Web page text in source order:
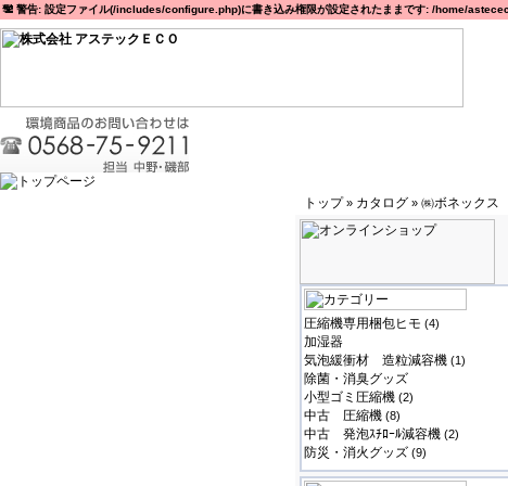
警告: 設定ファイル(/includes/configure.php)に書き込み権限が設定されたままです: /home/
トップ» カタログ » ㈱ボネックス
圧縮機専用梱包ヒモ (4)
加湿器
気泡緩衝材 造粒減容機 (1)
除菌・消臭グッズ
小型ゴミ圧縮機 (2)
中古 圧縮機 (8)
中古 発泡ｽﾁﾛｰﾙ減容機 (2)
防災・消火グッズ (9)